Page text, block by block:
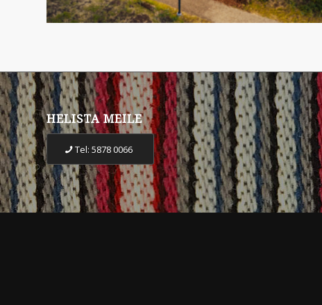
HELISTA MEILE
Tel: 5878 0066